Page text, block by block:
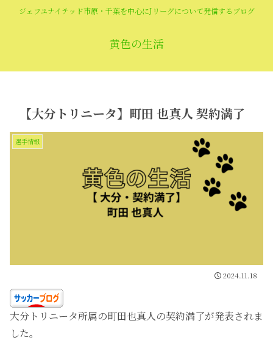
ジェフユナイテッド市原・千葉を中心にJリーグについて発信するブログ
黄色の生活
【大分トリニータ】町田 也真人 契約満了
選手情報
2024.11.18
大分トリニータ所属の町田也真人の契約満了が発表されま
した。